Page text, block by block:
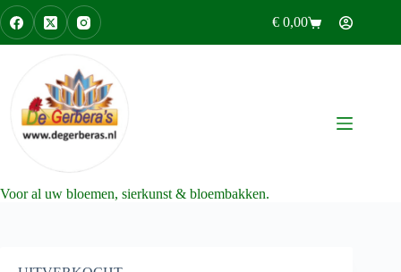
Ga
naar
de
Winkelwagen
€ 0,00
Voor al uw bloemen, sierkunst & bloembakken.